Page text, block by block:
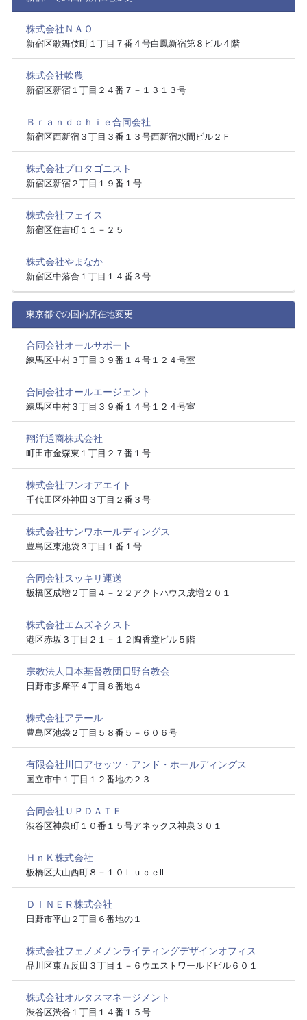
株式会社ＮＡＯ
新宿区歌舞伎町１丁目７番４号白鳳新宿第８ビル４階
株式会社軟農
新宿区新宿１丁目２４番７－１３１３号
Ｂｒａｎｄｃｈｉｅ合同会社
新宿区西新宿３丁目３番１３号西新宿水間ビル２Ｆ
株式会社プロタゴニスト
新宿区新宿２丁目１９番１号
株式会社フェイス
新宿区住吉町１１－２５
株式会社やまなか
新宿区中落合１丁目１４番３号
東京都での国内所在地変更
合同会社オールサポート
練馬区中村３丁目３９番１４号１２４号室
合同会社オールエージェント
練馬区中村３丁目３９番１４号１２４号室
翔洋通商株式会社
町田市金森東１丁目２７番１号
株式会社ワンオアエイト
千代田区外神田３丁目２番３号
株式会社サンワホールディングス
豊島区東池袋３丁目１番１号
合同会社スッキリ運送
板橋区成増２丁目４－２２アクトハウス成増２０１
株式会社エムズネクスト
港区赤坂３丁目２１－１２陶香堂ビル５階
宗教法人日本基督教団日野台教会
日野市多摩平４丁目８番地４
株式会社アテール
豊島区池袋２丁目５８番５－６０６号
有限会社川口アセッツ・アンド・ホールディングス
国立市中１丁目１２番地の２３
合同会社ＵＰＤＡＴＥ
渋谷区神泉町１０番１５号アネックス神泉３０１
ＨｎＫ株式会社
板橋区大山西町８－１０ＬｕｃｅⅡ
ＤＩＮＥＲ株式会社
日野市平山２丁目６番地の１
株式会社フェノメノンライティングデザインオフィス
品川区東五反田３丁目１－６ウエストワールドビル６０１
株式会社オルタスマネージメント
渋谷区渋谷１丁目１４番１５号